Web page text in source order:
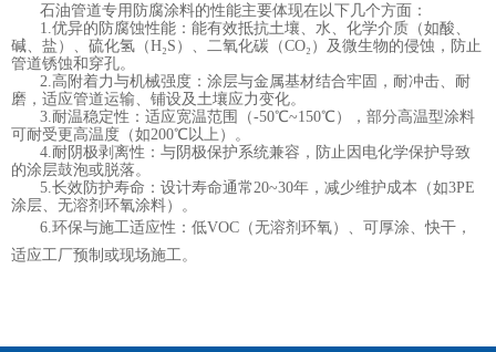
石油管道专用防腐涂料的性能主要体现在以下几个方面：
1.优异的防腐蚀性能：能有效抵抗土壤、水、化学介质（如酸、
碱、盐）、硫化氢（H₂S）、二氧化碳（CO₂）及微生物的侵蚀，防止
管道锈蚀和穿孔。
2.高附着力与机械强度：涂层与金属基材结合牢固，耐冲击、耐
磨，适应管道运输、铺设及土壤应力变化。
3.耐温稳定性：适应宽温范围（-50℃~150℃），部分高温型涂料
可耐受更高温度（如200℃以上）。
4.耐阴极剥离性：与阴极保护系统兼容，防止因电化学保护导致
的涂层鼓泡或脱落。
5.长效防护寿命：设计寿命通常20~30年，减少维护成本（如3PE
涂层、无溶剂环氧涂料）。
6.环保与施工适应性：低VOC（无溶剂环氧）、可厚涂、快干，
适应工厂预制或现场施工。